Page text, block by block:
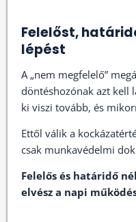
Felelőst,
lépést
A „nem megfelelő”
döntéshozónak azt kell
ki viszi tovább, és
Ettől válik a
csak munkavédelmi
Felelős és határidő
elvész a napi